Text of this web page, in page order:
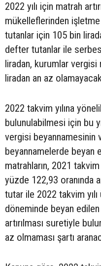
2022 yılı için matrah
mükelleflerinden
tutanlar için 105 bin
defter tutanlar ile
liradan, kurumlar
liradan an az
2022 takvim yılına
bulunulabilmesi için bu
vergisi beyannamesinin
beyannamelerde beyan
matrahların, 2021
yüzde 122,93 oranında
tutar ile 2022 takvim
döneminde beyan
artırılması suretiyle
az olmaması şartı